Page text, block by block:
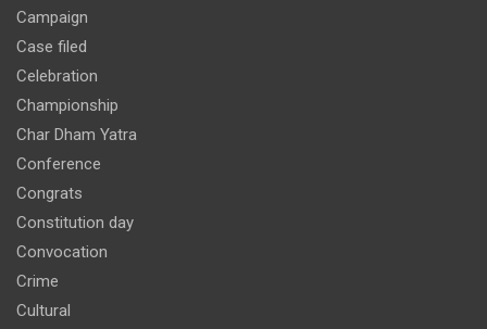
Campaign
Case filed
Celebration
Championship
Char Dham Yatra
Conference
Congrats
Constitution day
Convocation
Crime
Cultural